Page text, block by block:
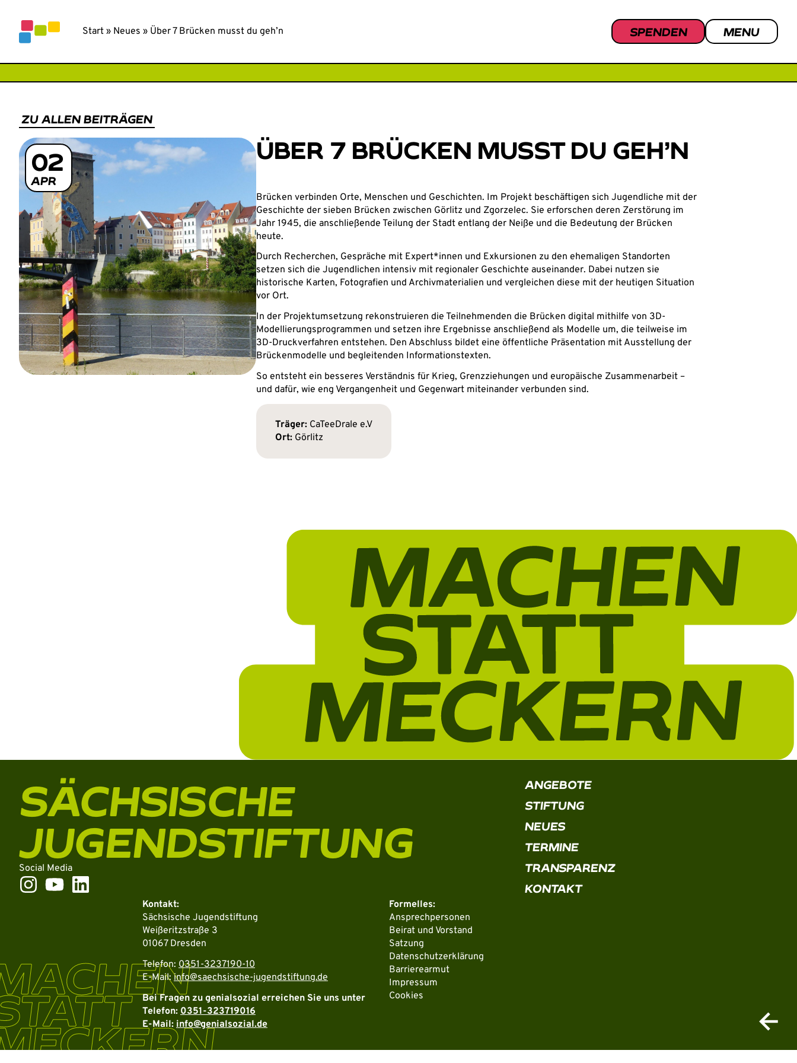
Start» Neues » Über 7 Brücken musst du geh’n SPENDEN MENU
SPURENSUCHE
ZU ALLEN BEITRÄGEN
02
APR
ÜBER 7 BRÜCKEN MUSST DU GEH’N
Brücken verbinden Orte, Menschen und Geschichten. Im Projekt beschäftigen sich Jugendliche mit der
Geschichte der sieben Brücken zwischen Görlitz und Zgorzelec. Sie erforschen deren Zerstörung im
Jahr 1945, die anschließende Teilung der Stadt entlang der Neiße und die Bedeutung der Brücken
heute.
Durch Recherchen, Gespräche mit Expert*innen und Exkursionen zu den ehemaligen Standorten
setzen sich die Jugendlichen intensiv mit regionaler Geschichte auseinander. Dabei nutzen sie
historische Karten, Fotografien und Archivmaterialien und vergleichen diese mit der heutigen Situation
vor Ort.
In der Projektumsetzung rekonstruieren die Teilnehmenden die Brücken digital mithilfe von 3D-
Modellierungsprogrammen und setzen ihre Ergebnisse anschließend als Modelle um, die teilweise im
3D-Druckverfahren entstehen. Den Abschluss bildet eine öffentliche Präsentation mit Ausstellung der
Brückenmodelle und begleitenden Informationstexten.
So entsteht ein besseres Verständnis für Krieg, Grenzziehungen und europäische Zusammenarbeit –
und dafür, wie eng Vergangenheit und Gegenwart miteinander verbunden sind.
Träger: CaTeeDrale e.V
Ort: Görlitz
SÄCHSISCHE
JUGENDSTIFTUNG
Social Media
ANGEBOTE
STIFTUNG
NEUES
TERMINE
TRANSPARENZ
KONTAKT
Kontakt:
Sächsische Jugendstiftung
Weißeritzstraße 3
01067 Dresden
Telefon: 0351-3237190-10
E-Mail:info@saechsische-jugendstiftung.de
Bei Fragen zu genialsozial erreichen Sie uns unter
Telefon: 0351-323719016
E-Mail: info@genialsozial.de
Formelles:
Ansprechpersonen
Beirat und Vorstand
Satzung
Datenschutzerklärung
Barrierearmut
Impressum
Cookies